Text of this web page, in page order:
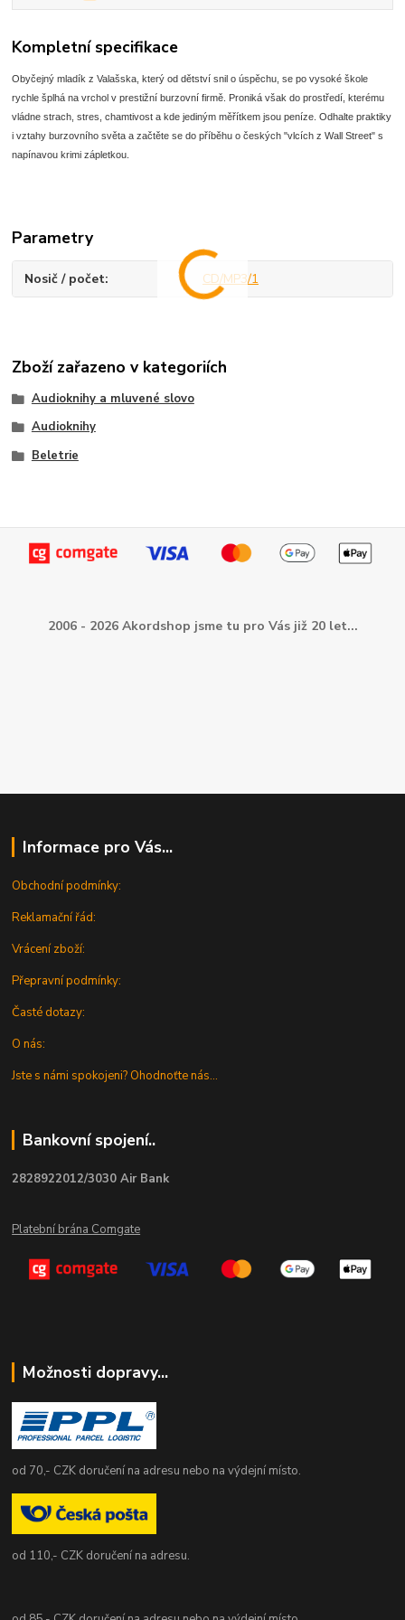
Kompletní specifikace
Obyčejný mladík z Valašska, který od dětství snil o úspěchu, se po vysoké škole
rychle šplhá na vrchol v prestižní burzovní firmě. Proniká však do prostředí, kterému
vládne strach, stres, chamtivost a kde jediným měřítkem jsou peníze. Odhalte praktiky
i vztahy burzovního světa a začtěte se do příběhu o českých "vlcích z Wall Street" s
napínavou krimi zápletkou.
Parametry
Nosič / počet CD/MP3/1
Zboží zařazeno v kategoriích
Audioknihy a mluvené slovo
Audioknihy
Beletrie
2006 - 2026 Akordshop jsme tu pro Vás již 20 let...
Informace pro Vás...
Obchodní podmínky:
Reklamační řád:
Vrácení zboží:
Přepravní podmínky:
Časté dotazy:
O nás:
Jste s námi spokojeni? Ohodnoťte nás...
Bankovní spojení..
2828922012/3030 Air Bank
Platební brána Comgate
Možnosti dopravy...
od 70,- CZK doručení na adresu nebo na výdejní místo.
od 110,- CZK doručení na adresu.